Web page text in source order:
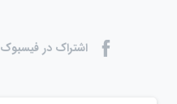
اشتراک در فیسبوک